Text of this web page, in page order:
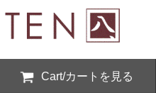
Cart/カートを見る